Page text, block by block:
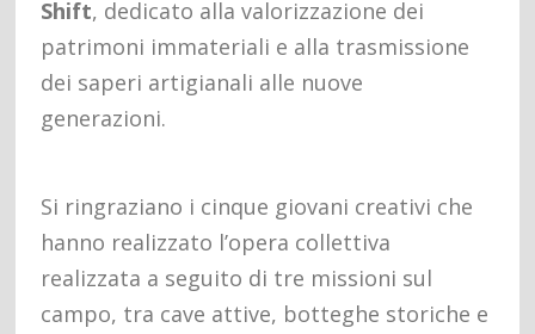
Shift, dedicato alla valorizzazione dei
patrimoni immateriali e alla trasmissione
dei saperi artigianali alle nuove
generazioni.
Si ringraziano i cinque giovani creativi che
hanno realizzato l’opera collettiva
realizzata a seguito di tre missioni sul
campo, tra cave attive, botteghe storiche e